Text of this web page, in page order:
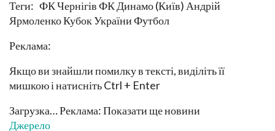
Теги: ФК Чернігів ФК Динамо (Київ) Андрій
Ярмоленко Кубок України Футбол
Реклама:
Якщо ви знайшли помилку в тексті, виділіть її
мишкою і натисніть Ctrl + Enter
Загрузка… Реклама: Показати ще новини
Джерело